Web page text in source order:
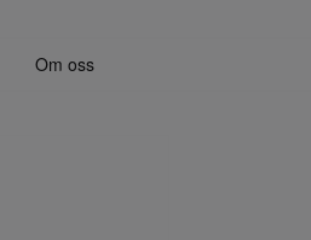
Om oss